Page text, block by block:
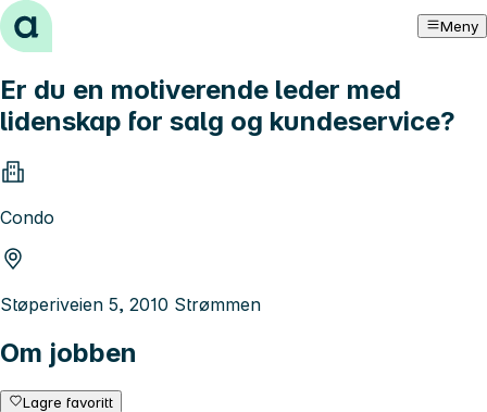
Hopp til innhold Meny
Er du en motiverende leder med
lidenskap for salg og kundeservice?
Condo
Støperiveien 5, 2010 Strømmen
Om jobben
Lagre favoritt